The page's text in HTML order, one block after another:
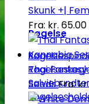
Røgelse
Salviebundter
Skunk +|
Fra: kr. 65.00
Thai
SeedsFra:kr.